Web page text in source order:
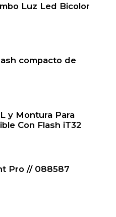
Luz Led Bicolor
compacto de
y Montura Para
Con Flash iT32
Pro // 088587